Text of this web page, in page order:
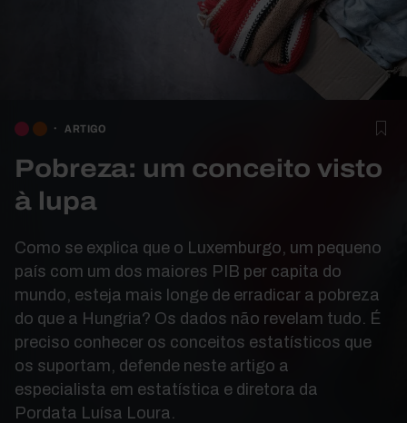
ARTIGO
Pobreza: um conceito visto
à lupa
Como se explica que o Luxemburgo, um pequeno
país com um dos maiores PIB per capita do
mundo, esteja mais longe de erradicar a pobreza
do que a Hungria? Os dados não revelam tudo. É
preciso conhecer os conceitos estatísticos que
os suportam, defende neste artigo a
especialista em estatística e diretora da
Pordata Luísa Loura.